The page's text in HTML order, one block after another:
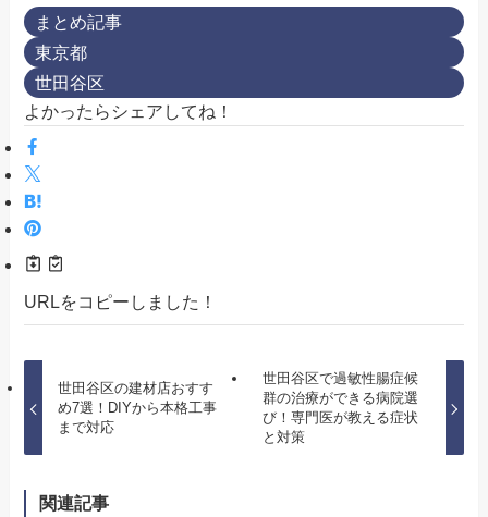
まとめ記事
東京都
世田谷区
よかったらシェアしてね！
URLをコピーしました！
世田谷区の建材店おすす
め7選！DIYから本格工事
まで対応
世田谷区で過敏性腸症候
群の治療ができる病院選
び！専門医が教える症状
と対策
関連記事